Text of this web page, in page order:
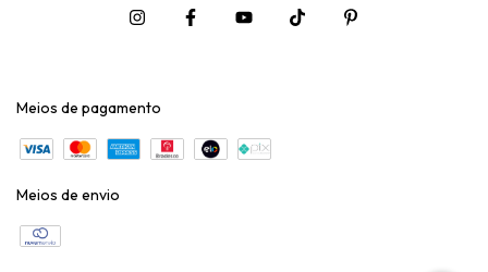
Meios de pagamento
Meios de envio